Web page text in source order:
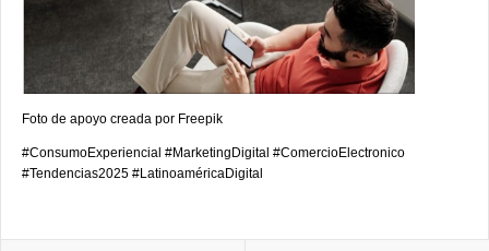
Foto de apoyo creada por Freepik
#ConsumoExperiencial #MarketingDigital #ComercioElectronico
#Tendencias2025 #LatinoaméricaDigital